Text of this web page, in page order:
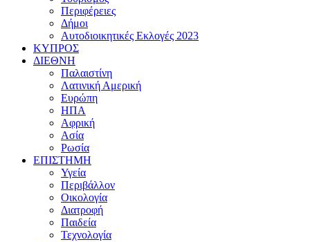
Περιφέρειες
Δήμοι
Αυτοδιοικητικές Εκλογές 2023
ΚΥΠΡΟΣ
ΔΙΕΘΝΗ
Παλαιστίνη
Λατινική Αμερική
Ευρώπη
ΗΠΑ
Αφρική
Ασία
Ρωσία
ΕΠΙΣΤΗΜΗ
Υγεία
Περιβάλλον
Οικολογία
Διατροφή
Παιδεία
Τεχνολογία